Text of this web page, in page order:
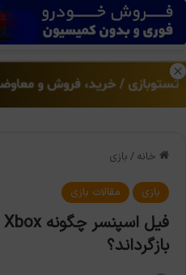
منو
خانه / بازی
بازی مقالات بازی
بازگرداند؟